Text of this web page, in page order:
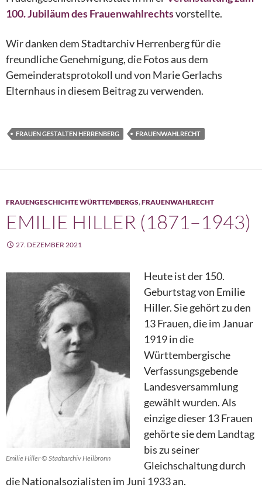
100. Jubiläum des Frauenwahlrechtsvorstellte.
Wir danken dem Stadtarchiv Herrenberg für die
freundliche Genehmigung, die Fotos aus dem
Gemeinderatsprotokoll und von Marie Gerlachs
Elternhaus in diesem Beitrag zu verwenden.
FRAUEN GESTALTEN HERRENBERG FRAUENWAHLRECHT
FRAUENGESCHICHTE WÜRTTEMBERGS,FRAUENWAHLRECHT
EMILIE HILLER (1871–1943)
27. DEZEMBER 2021
Emilie Hiller © Stadtarchiv Heilbronn
Heute ist der 150.
Geburtstag von Emilie
Hiller. Sie gehört zu den
13 Frauen, die im Januar
1919 in die
Württembergische
Verfassungsgebende
Landesversammlung
gewählt wurden. Als
einzige dieser 13 Frauen
gehörte sie dem Landtag
bis zu seiner
Gleichschaltung durch
die Nationalsozialisten im Juni 1933 an.